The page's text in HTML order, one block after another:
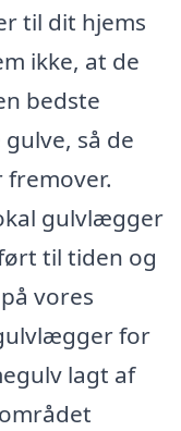
til dit hjems
ikke, at de
bedste
så de
gulvlægger
til tiden og
vores
for
lagt af